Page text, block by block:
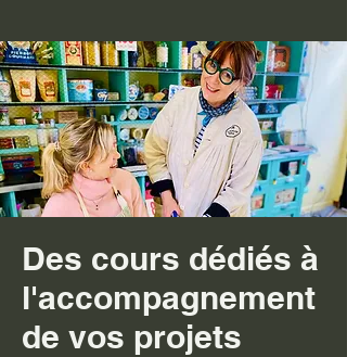
Des cours dédiés à
l'accompagnement
de vos projets